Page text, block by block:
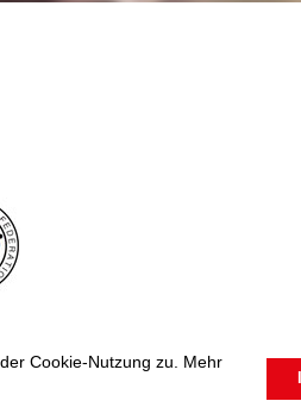
Cookie-Nutzung zu. Mehr